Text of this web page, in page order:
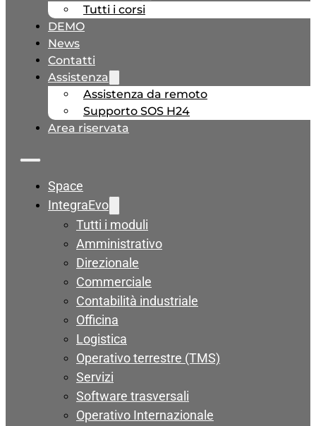
Tutti i corsi
DEMO
News
Contatti
Assistenza
Assistenza da remoto
Supporto SOS H24
Area riservata
Space
IntegraEvo
Tutti i moduli
Amministrativo
Direzionale
Commerciale
Contabilità industriale
Officina
Logistica
Operativo terrestre (TMS)
Servizi
Software trasversali
Operativo Internazionale